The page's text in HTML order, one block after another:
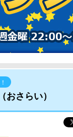
さらい）